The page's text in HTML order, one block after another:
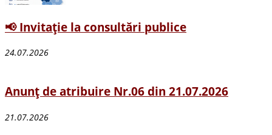
📢 Invitație la consultări publice
24.07.2026
Anunț de atribuire Nr.06 din 21.07.2026
21.07.2026